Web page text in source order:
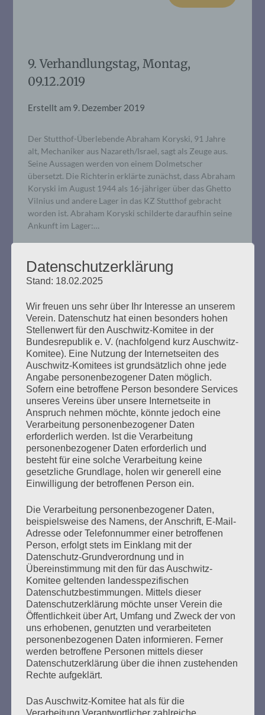
9. Verhandlungstag, Montag,
09.12.2019
Erstellt am 9. Dezember 2019
Der Stutthof-Überlebende Abraham Koryski, 91 Jahre
alt, Mechaniker aus Nazareth/Israel, sagt als Zeuge aus.
Seine Aussagen werden von einem Dolmetscher
übersetzt. Die Richterin erklärte zunächst, dass Abraham
Koryski im August 1944 als 16-jähriger über das Ghetto
Vilnius und andere Lager in das KZ Stutthof gebracht
worden ist. Abraham Koryski schilderte daraufhin seine
Ankunft im Lager:…
OFFENER BRIEF: Was ist
gemeinnützig? Zur Entscheidung
eines Finanzamtes
Erstellt am25. November 2019
Esther Bejarano schreibt einen offenen Brief an den
Bundesminister der Finanzen 25. November 2019 Sehr
geehrter Herr Minister Scholz, seit 2008 bin ich die
Ehrenvorsitzende der VVN–BdA, der gemeinnützigen
Vereinigung der Verfolgten des Nazi-Regimes – Bund der
Antifaschistinnen und Antifaschisten, gegründet 1947
Verfolgten. Die Arbeit der Antifa, die Arbeit
antifaschistischer…
Seitennummerierung
der
Beiträge
Zurück 28 Weiter
Bitte, bitte schweigt nicht, wenn ihr Unrecht seht.
Datenschutzerklärung
Stand: 18.02.2025
Wir freuen uns sehr über Ihr Interesse an unserem
Verein. Datenschutz hat einen besonders hohen
Stellenwert für den Auschwitz-Komitee in der
Bundesrepublik e. V. (nachfolgend kurz Auschwitz-
Komitee). Eine Nutzung der Internetseiten des
Auschwitz-Komitees ist grundsätzlich ohne jede
Angabe personenbezogener Daten möglich.
Sofern eine betroffene Person besondere Services
unseres Vereins über unsere Internetseite in
Anspruch nehmen möchte, könnte jedoch eine
Verarbeitung personenbezogener Daten
erforderlich werden. Ist die Verarbeitung
personenbezogener Daten erforderlich und
besteht für eine solche Verarbeitung keine
gesetzliche Grundlage, holen wir generell eine
Einwilligung der betroffenen Person ein.
Die Verarbeitung personenbezogener Daten,
beispielsweise des Namens, der Anschrift, E-Mail-
Adresse oder Telefonnummer einer betroffenen
Person, erfolgt stets im Einklang mit der
Datenschutz-Grundverordnung und in
Übereinstimmung mit den für das Auschwitz-
Komitee geltenden landesspezifischen
Datenschutzbestimmungen. Mittels dieser
Datenschutzerklärung möchte unser Verein die
Öffentlichkeit über Art, Umfang und Zweck der von
uns erhobenen, genutzten und verarbeiteten
personenbezogenen Daten informieren. Ferner
werden betroffene Personen mittels dieser
Datenschutzerklärung über die ihnen zustehenden
Rechte aufgeklärt.
Das Auschwitz-Komitee hat als für die
Verarbeitung Verantwortlicher zahlreiche